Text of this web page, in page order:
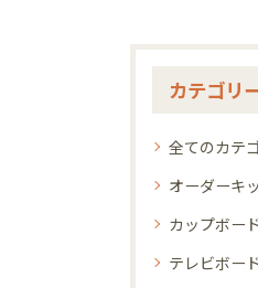
カテゴリ
全てのカテ
オーダーキ
カップボー
テレビボー